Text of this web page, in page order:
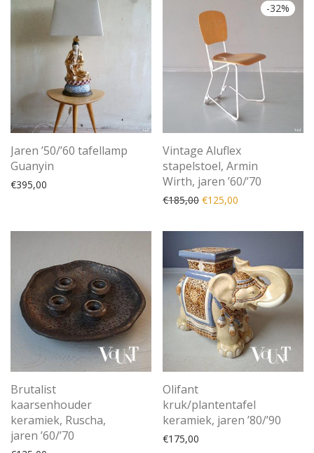
Jaren ’50/’60 tafellamp
Guanyin
€395,00
-32%
Vintage Aluflex
stapelstoel, Armin
Wirth, jaren ’60/’70
€185,00 Oorspronkelijke prijs
€125,00
Brutalist
kaarsenhouder
keramiek, Ruscha,
jaren ’60/’70
Olifant
kruk/plantentafel
keramiek, jaren ’80/’90
€175,00